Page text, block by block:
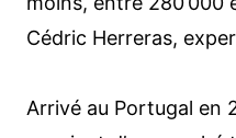
Cédric Herreras,
Arrivé au Portugal en